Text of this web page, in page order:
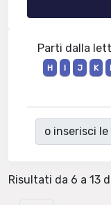
Parti dalla
H
I J K
o inserisci
Risultati da 6 a 13